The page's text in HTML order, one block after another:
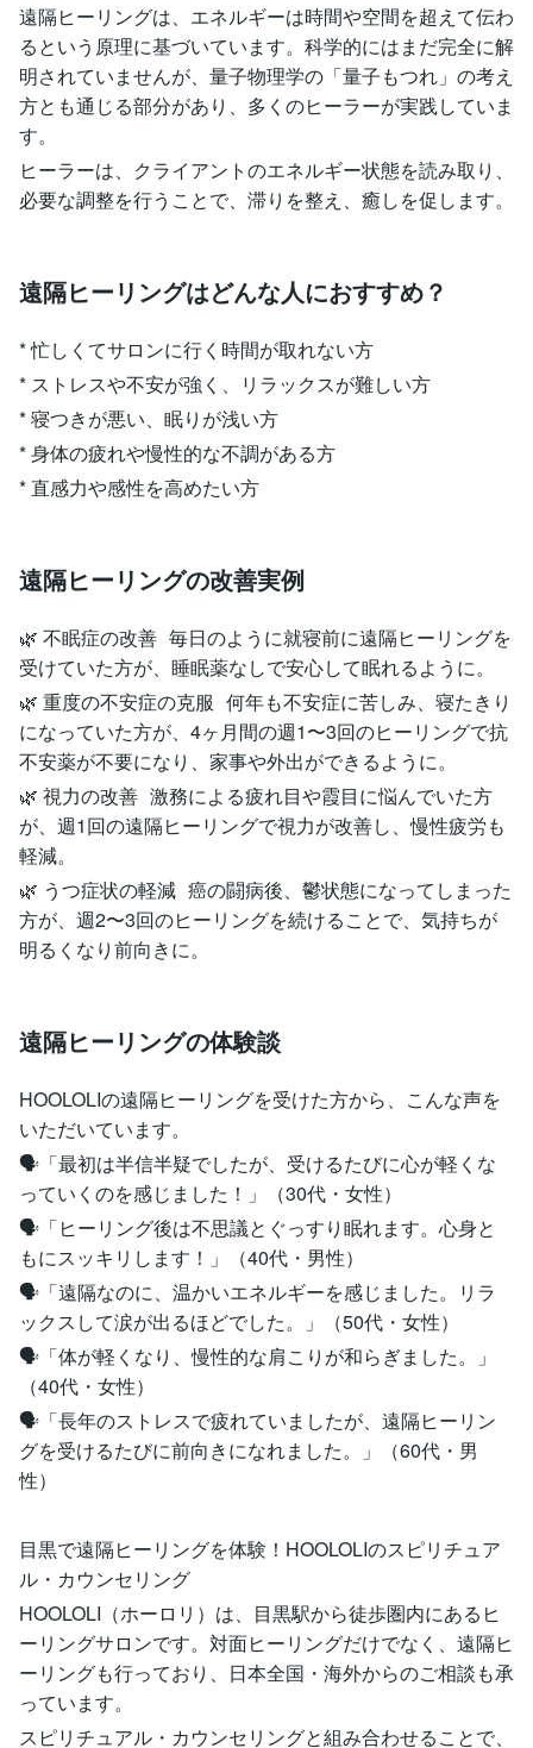
遠隔ヒーリングは、エネルギーは時間や空間を超えて伝わ
るという原理に基づいています。科学的にはまだ完全に解
明されていませんが、量子物理学の「量子もつれ」の考え
方とも通じる部分があり、多くのヒーラーが実践していま
す。
ヒーラーは、クライアントのエネルギー状態を読み取り、
必要な調整を行うことで、滞りを整え、癒しを促します。
遠隔ヒーリングはどんな人におすすめ？
* 忙しくてサロンに行く時間が取れない方
* ストレスや不安が強く、リラックスが難しい方
* 寝つきが悪い、眠りが浅い方
* 身体の疲れや慢性的な不調がある方
* 直感力や感性を高めたい方
遠隔ヒーリングの改善実例
🌿 不眠症の改善 毎日のように就寝前に遠隔ヒーリングを
受けていた方が、睡眠薬なしで安心して眠れるように。
🌿 重度の不安症の克服 何年も不安症に苦しみ、寝たきり
になっていた方が、4ヶ月間の週1〜3回のヒーリングで抗
不安薬が不要になり、家事や外出ができるように。
🌿 視力の改善 激務による疲れ目や霞目に悩んでいた方
が、週1回の遠隔ヒーリングで視力が改善し、慢性疲労も
軽減。
🌿 うつ症状の軽減 癌の闘病後、鬱状態になってしまった
方が、週2〜3回のヒーリングを続けることで、気持ちが
明るくなり前向きに。
遠隔ヒーリングの体験談
HOOLOLIの遠隔ヒーリングを受けた方から、こんな声を
いただいています。
🗣️「最初は半信半疑でしたが、受けるたびに心が軽くな
っていくのを感じました！」（30代・女性）
🗣️「ヒーリング後は不思議とぐっすり眠れます。心身と
もにスッキリします！」（40代・男性）
🗣️「遠隔なのに、温かいエネルギーを感じました。リラ
ックスして涙が出るほどでした。」（50代・女性）
🗣️「体が軽くなり、慢性的な肩こりが和らぎました。」
（40代・女性）
🗣️「長年のストレスで疲れていましたが、遠隔ヒーリン
グを受けるたびに前向きになれました。」（60代・男
性）
目黒で遠隔ヒーリングを体験！HOOLOLIのスピリチュア
ル・カウンセリング
HOOLOLI（ホーロリ）は、目黒駅から徒歩圏内にあるヒ
ーリングサロンです。対面ヒーリングだけでなく、遠隔ヒ
ーリングも行っており、日本全国・海外からのご相談も承
っています。
スピリチュアル・カウンセリングと組み合わせることで、